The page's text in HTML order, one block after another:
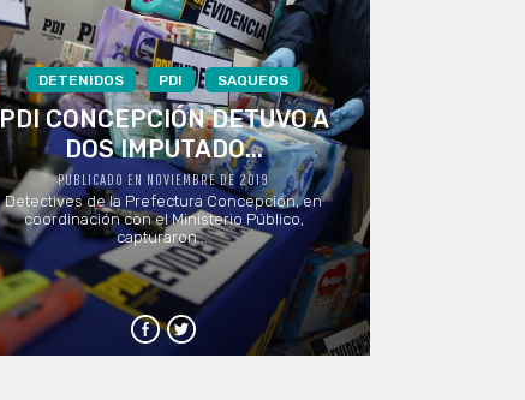
DETENIDOS PDI SAQUEOS
PDI CONCEPCIÓN DETUVO A
DOS IMPUTADO...
PUBLICADO EN NOVIEMBRE DE 2019
Detectives de la Prefectura Concepción, en
coordinación con el Ministerio Público,
capturaron ...